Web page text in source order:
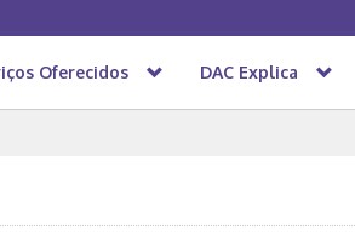
Oferecidos DAC Explica